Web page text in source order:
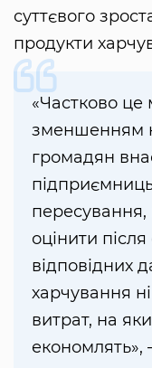
суттєвого
продукти
«Частково
зменшенням
громадян
оцінити
відповідних
харчування
витрат, на